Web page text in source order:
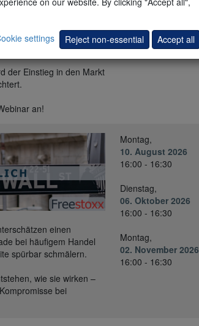
und Richtung und
der Einstieg in den Markt
an!
einen
bei häufigem Handel
spürbar schmälern.
wie sie wirken –
bei
Montag,
10. August 2026
16:00 - 16:30
Dienstag,
06. Oktober 2026
16:00 - 16:30
Montag,
02. November 2026
16:00 - 16:30
settings
Reject non-essential Accept all